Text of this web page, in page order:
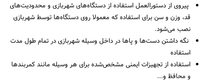
پیروی از دستورالعمل استفاده از دستگاه‌های شهربازی و محدودیت‌های
قد، وزن و سن برای استفاده که معمولا روی دستگاه‌ها توسط شهربازی
نصب می‌شود.
نگه داشتن دست‌ها و پاها در داخل وسیله شهربازی در تمام طول مدت
استفاده
استفاده از تجهیزات ایمنی مشخص‌شده برای هر وسیله مانند کمربند‌ها
و محافظ و...